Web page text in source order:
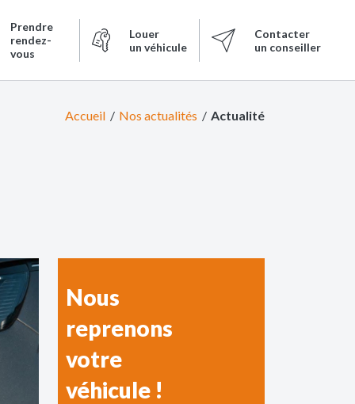
Prendre
rendez-
vous
Louer
un véhicule
Contacter
un conseiller
Accueil Nos actualités Actualité
Nous
reprenons
votre
véhicule !